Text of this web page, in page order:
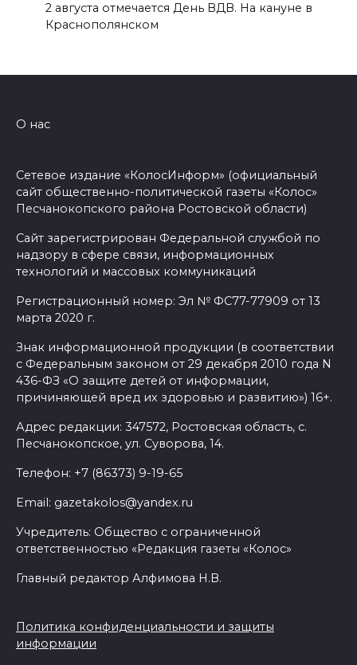
2 августа отмечается День ВДВ. На кануне в
Краснополянском
О нас
Сетевое издание «КолосИнформ» (официальный
сайт общественно-политической газеты «Колос»
Песчанокопского района Ростовской области)
Сайт зарегистрирован Федеральной службой по
надзору в сфере связи, информационных
технологий и массовых коммуникаций
Регистрационный номер: Эл № ФС77-77909 от 13
марта 2020 г.
Знак информационной продукции (в соответствии
с Федеральным законом от 29 декабря 2010 года N
436-ФЗ «О защите детей от информации,
причиняющей вред их здоровью и развитию») 16+.
Адрес редакции: 347572, Ростовская область, с.
Песчанокопское, ул. Суворова, 14.
Телефон: +7 (86373) 9-19-65
Email: gazetakolos@yandex.ru
Учредитель: Общество с ограниченной
ответственностью «Редакция газеты «Колос»
Главный редактор Алфимова Н.В.
Политика конфиденциальности и защиты
информации